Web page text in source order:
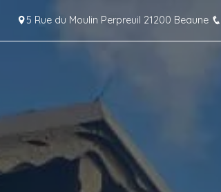
5 Rue du Moulin Perpreuil 21200 Beaune